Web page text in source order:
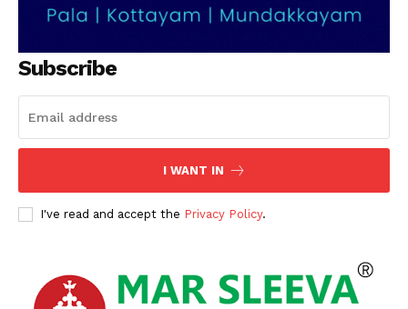
Subscribe
I WANT IN
I've read and accept the Privacy Policy.